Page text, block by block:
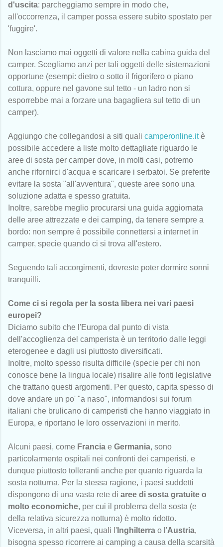
d'uscita: parcheggiamo sempre in modo che,
all'occorrenza, il camper possa essere subito spostato per
'fuggire'.
Non lasciamo mai oggetti di valore nella cabina guida del
camper. Scegliamo anzi per tali oggetti delle sistemazioni
opportune (esempi: dietro o sotto il frigorifero o piano
cottura, oppure nel gavone sul tetto - un ladro non si
esporrebbe mai a forzare una bagagliera sul tetto di un
camper).
Aggiungo che collegandosi a siti quali camperonline.itè
possibile accedere a liste molto dettagliate riguardo le
aree di sosta per camper dove, in molti casi, potremo
anche rifornirci d'acqua e scaricare i serbatoi. Se preferite
evitare la sosta "all'avventura", queste aree sono una
soluzione adatta e spesso gratuita.
Inoltre, sarebbe meglio procurarsi una guida aggiornata
delle aree attrezzate e dei camping, da tenere sempre a
bordo: non sempre è possibile connettersi a internet in
camper, specie quando ci si trova all'estero.
Seguendo tali accorgimenti, dovreste poter dormire sonni
tranquilli.
Come ci si regola per la sosta libera nei vari paesi
europei?
Diciamo subito che l'Europa dal punto di vista
dell'accoglienza del camperista è un territorio dalle leggi
eterogenee e dagli usi piuttosto diversificati.
Inoltre, molto spesso risulta difficile (specie per chi non
conosce bene la lingua locale) risalire alle fonti legislative
che trattano questi argomenti. Per questo, capita spesso di
dove andare un po' "a naso", informandosi sui forum
italiani che brulicano di camperisti che hanno viaggiato in
Europa, e riportano le loro osservazioni in merito.
Alcuni paesi, come Francia e Germania, sono
particolarmente ospitali nei confronti dei camperisti, e
dunque piuttosto tolleranti anche per quanto riguarda la
sosta notturna. Per la stessa ragione, i paesi suddetti
dispongono di una vasta rete di aree di sosta gratuite o
molto economiche, per cui il problema della sosta (e
della relativa sicurezza notturna) è molto ridotto.
Viceversa, in altri paesi, quali l' Inghilterra o l'Austria,
bisogna spesso ricorrere ai camping a causa della scarsità